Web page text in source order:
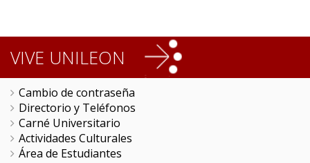
VIVE UNILEON
Cambio de contraseña
Directorio y Teléfonos
Carné Universitario
Actividades Culturales
Área de Estudiantes